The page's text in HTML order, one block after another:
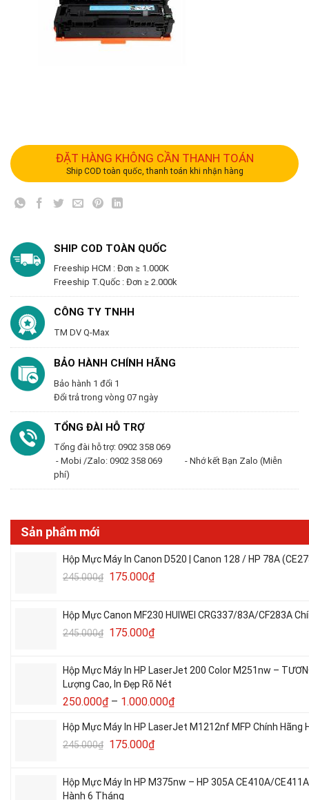
ĐẶT HÀNG KHÔNG CẦN THANH TOÁN
Ship COD toàn quốc, thanh toán khi nhận hàng
SHIP COD TOÀN QUỐC
Freeship HCM : Đơn ≥ 1.000K
Freeship T.Quốc : Đơn ≥ 2.000k
CÔNG TY TNHH
TM DV Q-Max
BẢO HÀNH CHÍNH HÃNG
Bảo hành 1 đổi 1
Đổi trả trong vòng 07 ngày
TỔNG ĐÀI HỖ TRỢ
Tổng đài hỗ trợ: 0902 358 069
- Mobi /Zalo: 0902 358 069 - Nhớ kết Bạn Zalo (Miễn
phí)
Sản phẩm mới
Hộp Mực Máy In Canon D520 | Canon 128 / HP 78A
245.000₫ 175.000₫
Hộp Mực Canon MF230 HUIWEI CRG337/83A/CF283A
245.000₫ 175.000₫
Hộp Mực Máy In HP LaserJet 200 Color M251nw –
Lượng Cao, In Đẹp Rõ Nét
250.000₫ – 1.000.000₫
Hộp Mực Máy In HP LaserJet M1212nf MFP Chính
245.000₫ 175.000₫
Hộp Mực Máy In HP M375nw – HP 305A CE410A/
Hành 6 Tháng